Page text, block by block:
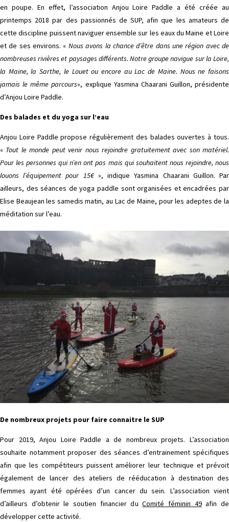
en poupe. En effet, l’association Anjou Loire Paddle a été créée au
printemps 2018 par des passionnés de SUP, afin que les amateurs de
cette discipline puissent naviguer ensemble sur les eaux du Maine et Loire
et de ses environs. « Nous avons la chance d’être dans une région avec de
nombreuses rivières et paysages différents. Notre groupe navigue sur la Loire,
la Maine, la Sarthe, le Louet ou encore au Lac de Maine. Nous ne faisons
jamais le même parcours», explique Yasmina Chaarani Guillon, présidente
d’Anjou Loire Paddle.
Des balades et du yoga sur l’eau
Anjou Loire Paddle propose régulièrement des balades ouvertes à tous.
« Tout le monde peut venir nous rejoindre gratuitement avec son matériel.
Pour les personnes qui n’en ont pas mais qui souhaitent nous rejoindre, nous
louons l’équipement pour 15€», indique Yasmina Chaarani Guillon. Par
ailleurs, des séances de yoga paddle sont organisées et encadrées par
Elise Beaujean les samedis matin, au Lac de Maine, pour les adeptes de la
méditation sur l’eau.
De nombreux projets pour faire connaitre le SUP
Pour 2019, Anjou Loire Paddle a de nombreux projets. L’association
souhaite notamment proposer des séances d’entrainement spécifiques
afin que les compétiteurs puissent améliorer leur technique et prévoit
également de lancer des ateliers de rééducation à destination des
femmes ayant été opérées d’un cancer du sein. L’association vient
d’ailleurs d’obtenir le soutien financier duComité féminin 49afin de
développer cette activité.